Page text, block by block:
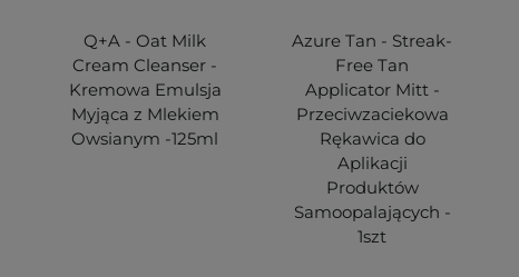
Q+A - Oat Milk
Cream Cleanser -
Kremowa Emulsja
Myjąca z Mlekiem
Owsianym -125ml
Azure Tan - Streak-
Free Tan
Applicator Mitt -
Przeciwzaciekowa
Rękawica do
Aplikacji
Produktów
Samoopalających -
1szt